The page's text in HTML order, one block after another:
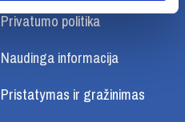
Privatumo politika
Naudinga informacija
Pristatymas ir gražinimas